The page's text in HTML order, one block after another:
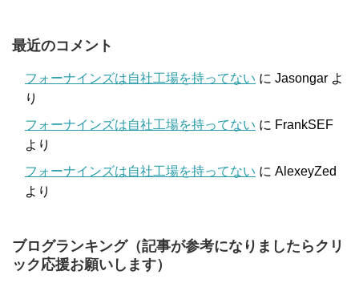
最近のコメント
フォーナインズは自社工場を持ってない に Jasongar よ
り
フォーナインズは自社工場を持ってない に FrankSEF
より
フォーナインズは自社工場を持ってない に AlexeyZed
より
ブログランキング（記事が参考になりましたらクリ
ック応援お願いします）